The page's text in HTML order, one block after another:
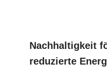
Nachhaltigkeit
reduzierte